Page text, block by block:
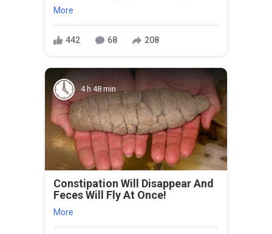
More
442 68 208
4 h 48 min
Constipation Will Disappear And
Feces Will Fly At Once!
More